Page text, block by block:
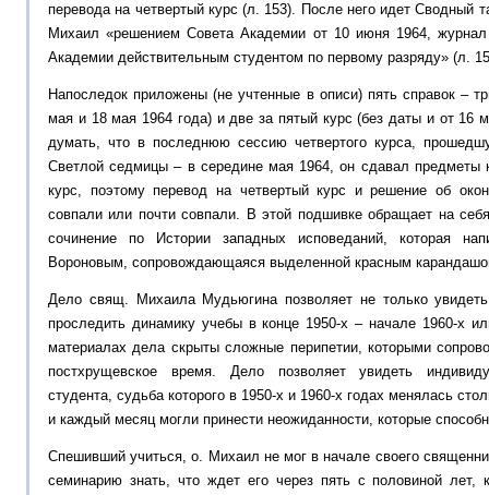
перевода на четвертый курс (л. 153). После него идет Сводный
Михаил «решением Совета Академии от 10 июня 1964,
Академии действительным студентом по первому разряду» (л.
Напоследок приложены (не учтенные в описи) пять справок –
мая и 18 мая 1964 года) и две за пятый курс (без даты и от 16
думать, что в последнюю сессию четвертого курса,
Светлой седмицы – в середине мая 1964, он сдавал предметы
курс, поэтому перевод на четвертый курс и решение об
совпали или почти совпали. В этой подшивке обращает на
сочинение по Истории западных исповеданий, которая
Вороновым, сопровождающаяся выделенной красным
Дело свящ. Михаила Мудьюгина позволяет не только увидеть
проследить динамику учебы в конце 1950-х – начале 1960-х
материалах дела скрыты сложные перипетии, которыми
постхрущевское время. Дело позволяет увидеть
студента, судьба которого в 1950-х и 1960-х годах менялась
и каждый месяц могли принести неожиданности, которые
Спешивший учиться, о. Михаил не мог в начале своего
семинарию знать, что ждет его через пять с половиной лет,